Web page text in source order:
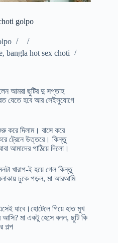
choti golpo
, bangla hot sex choti
আমরা ছুটির দু সপ্তাহ
যেতে হবে আর সেইসুযোগে
করে দিলাম। বাসে করে
ট্রেনে উত্তরে। কিন্তু
আমাদের পাঠিয়ে দিলো।
খারাপ-ই হয়ে গেল কিন্তু
ঢুকে পড়ল, মা আরআমি
যাবে।হোটেলে গিয়ে হাত মুখ
আসি? মা একটু হেসে বলল, ছুটি কি
গল্প